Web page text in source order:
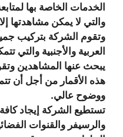
الخدمات الخاصة بها
والتي لا يمكن مشاهدتها
وتقوم الشركة بتركيب
العربية والأجنبية والتي
يبحث عنها المشاهدين
هذه الأقمار من أجل أن
ووضوح عالي.
تستطيع الشركة إيجاد
والرسيفر والقنوات